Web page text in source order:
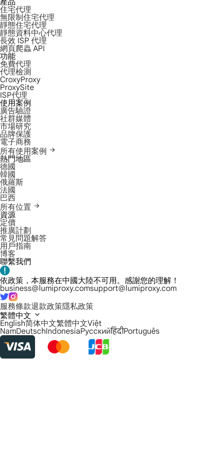
產品
住宅代理
無限制住宅代理
靜態住宅代理
靜態資料中心代理
長效 ISP 代理
網頁爬蟲 API
功能
免費代理
代理檢測
CroxyProxy
ProxySite
ISP代理
使用案例
廣告驗證
社群媒體
市場研究
品牌保護
電子商務
所有使用案例
熱門地區
德國
韓國
俄羅斯
法國
巴西
所有位置
資源
定價
推廣計劃
常見問題解答
用戶指南
博客
聯繫我們
依政策，本服務在中國大陸不可用。感謝您的理解！
business@lumiproxy.comsupport@lumiproxy.com
服務條款退款政策隱私政策
繁體中文
English简体中文繁體中文Việt
NamDeutschIndonesiaРусскийहिंदीPortuguês